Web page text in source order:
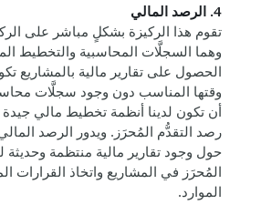
4. الرصد المالي
تقوم هذا الركيزة بشكلٍ مباشر على
وهما السجلَّات المحاسبية والتخطيط
الحصول على تقارير مالية بالمشاريع
وقتها المناسب دون وجود سجلَّات
أن تكون لدينا أنظمة تخطيط مالي
رصد التقدُّم المُحرَز. ويدور الرصد
حول وجود تقارير مالية منتظمة وحديثة
المُحرَز في المشاريع واتخاذ القرارات
الموارد.